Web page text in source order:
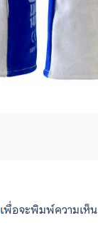
เพื่อจะพิมพ์ความเห็น